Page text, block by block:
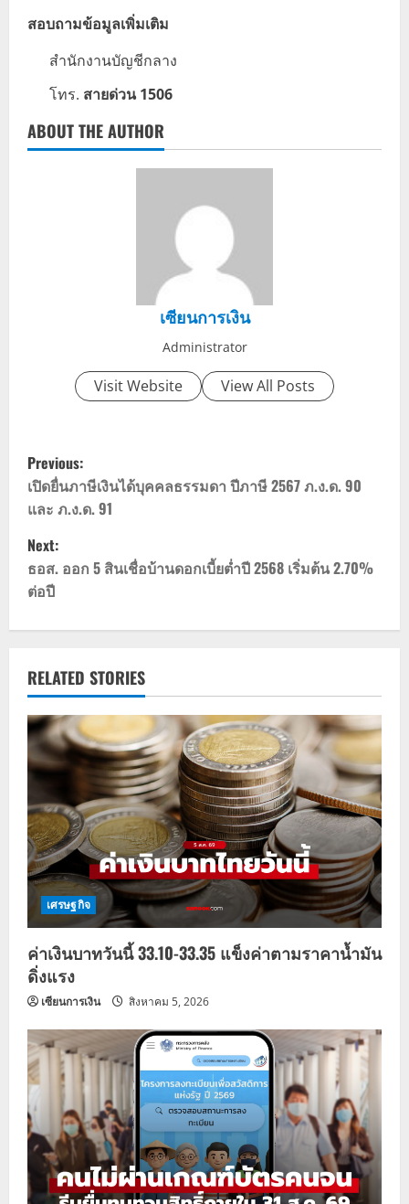
สอบถามข้อมูลเพิ่มเติม
สำนักงานบัญชีกลาง
โทร. สายด่วน 1506
ABOUT THE AUTHOR
เซียนการเงิน
Administrator
Visit Website View All Posts
P
o
s
t
n
v
i
g
a
t
i
o
n
Previous:
เปิดยื่นภาษีเงินได้บุคคลธรรมดา ปีภาษี 2567 ภ.ง.ด. 90
และ ภ.ง.ด. 91
Next:
ธอส. ออก 5 สินเชื่อบ้านดอกเบี้ยต่ำปี 2568 เริ่มต้น 2.70%
ต่อปี
RELATED STORIES
เศรษฐกิจ
ค่าเงินบาทวันนี้ 33.10-33.35 แข็งค่าตามราคาน้ำมัน
ดิ่งแรง
เซียนการเงิน สิงหาคม 5, 2026